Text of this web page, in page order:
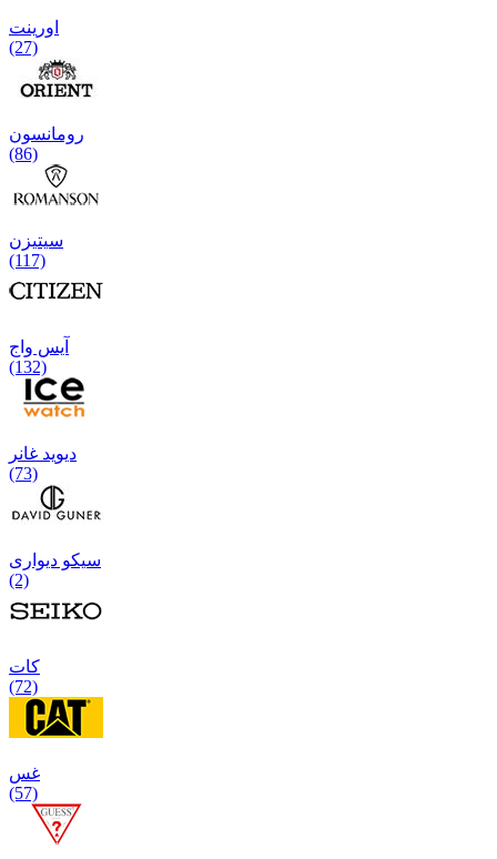
اورینت
(27)
رومانسون
(86)
سیتیزن
(117)
آیس واج
(132)
دیوید غانر
(73)
سیکو دیواری
(2)
كات
(72)
غس
(57)